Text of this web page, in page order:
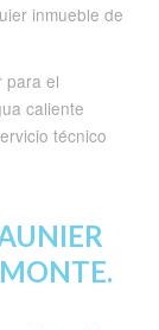
inmueble de
para el
caliente
técnico